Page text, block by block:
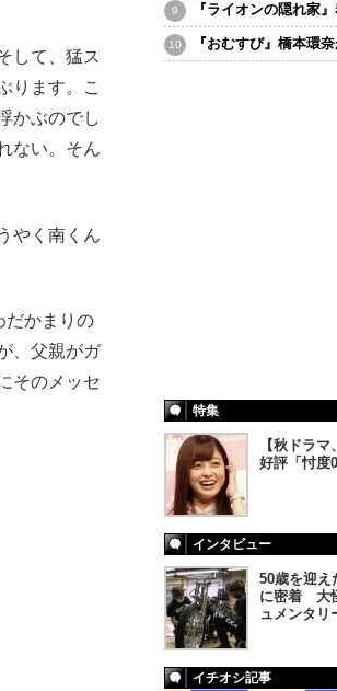
して、猛ス
ります。こ
かぶのでし
ない。そん
やく南くん
だかまりの
、父親がガ
そのメッセ
『ライオンの隠れ家
『おむすび』橋本環
特集
【秋ドラ
好評「忖度
インタビュー
50歳を迎え
に密着 大
ュメンタリ
イチオシ記事